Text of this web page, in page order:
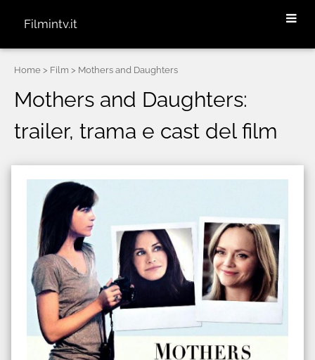
Filmintv.it
Home > Film > Mothers and Daughters
Mothers and Daughters:
trailer, trama e cast del film